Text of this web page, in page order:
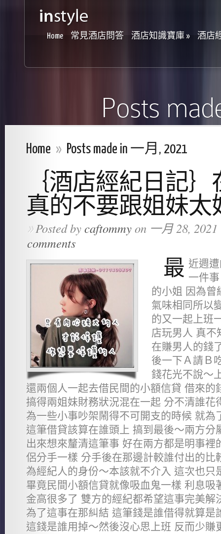
Home 常見酒店問答 酒店知識寶庫 » 酒店
Posts
Home » Posts made in 一月, 2021
｛酒店經紀日記
真的不要跟姐妹太
»Posted bycaftommyon 一月 28,
comments
最 近週
一件
的小姐 因為曾
氣味相同所以
的又一起上班
店玩男人 真不
在賺男人的錢
後一下Ａ請Ｂ
錢花光不說～
還兩個人一起去借民間的小額信貸 借來的
搞得兩姐妹財務狀況混在一起 分不清誰花
為一些小事吵架鬧得不可開支的時候 就為
這筆借貸該算在誰頭上 搞到最後～兩方分
出來想來釐清這筆事 好在兩方都是明事裡
侶分手一樣 分手後在那邊計較誰付出的比
為經紀人的身份～本該就不介入 這次也只
畢竟民間小額信貸就像吸血鬼一樣 利息吸
金高很多了 雙方的經紀都希望這事完美解
為了這事在那糾結 這筆錢是誰借得就算是
這錢是誰用掉～然後沒心思上班 反而少賺